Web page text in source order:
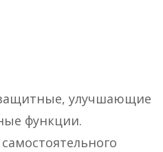
улучшающие
функции.